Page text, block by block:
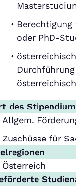
oder PhD-
des
Allgem.
Zuschüsse für
Österreich